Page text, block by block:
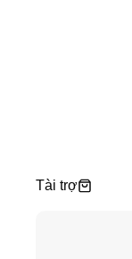
Tài trợ